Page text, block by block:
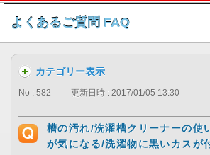
このページの本文へ
よくあるご質問 FAQ
カテゴリー表示
No : 582 更新日時 : 2017/01/05 13:30
槽の汚れ/洗濯槽クリーナーの使
が気になる/洗濯物に黒いカスが